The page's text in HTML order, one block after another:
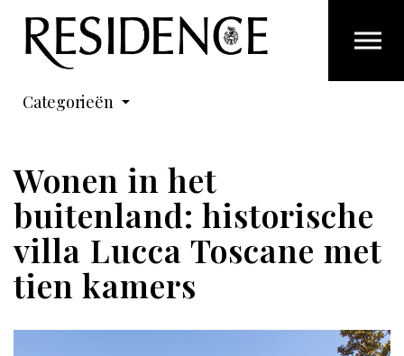
Overslaan en ga direct naar de inhoud
Categorieën
Wonen in het
buitenland: historische
villa Lucca Toscane met
tien kamers